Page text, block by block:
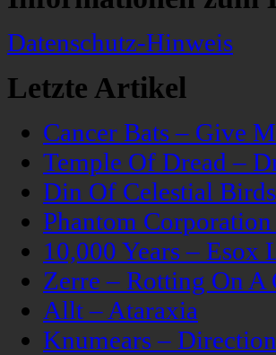
Datenschutz-Hinweis
Letzte Artikel
Cancer Bats – Give
Temple Of Dread –
Din Of Celestial
Phantom
10,000 Years – Esox
Zerre – Rotting On A
Allt – Ataraxia
Knumears –